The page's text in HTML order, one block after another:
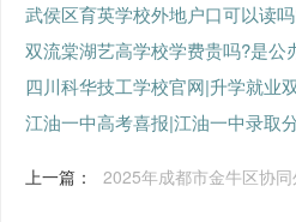
武侯区育英学校外地户口可以读
双流棠湖艺高学校学费贵吗?是公
四川科华技工学校官网|升学就业
江油一中高考喜报|江油一中录取
上一篇： 2025年成都市金牛区协